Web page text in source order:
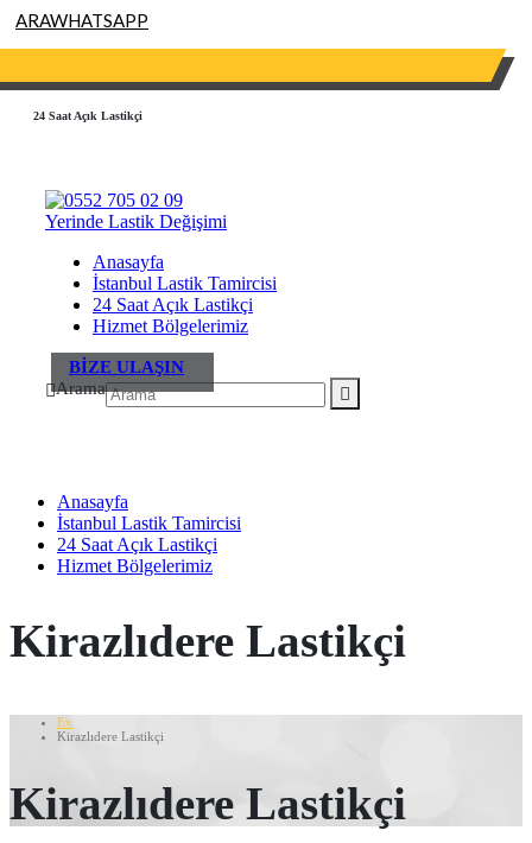
ARAWHATSAPP
24 Saat Açık Lastikçi
Anasayfa
İstanbul Lastik Tamircisi
24 Saat Açık Lastikçi
Hizmet Bölgelerimiz
BİZE ULAŞIN
Arama
Anasayfa
İstanbul Lastik Tamircisi
24 Saat Açık Lastikçi
Hizmet Bölgelerimiz
Kirazlıdere Lastikçi
Ev
Kirazlıdere Lastikçi
Kirazlıdere Lastikçi